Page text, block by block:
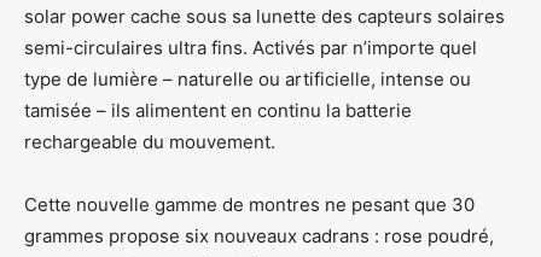
solar power cache sous sa lunette des capteurs solaires
semi-circulaires ultra fins. Activés par n’importe quel
type de lumière – naturelle ou artificielle, intense ou
tamisée – ils alimentent en continu la batterie
rechargeable du mouvement.
Cette nouvelle gamme de montres ne pesant que 30
grammes propose six nouveaux cadrans : rose poudré,